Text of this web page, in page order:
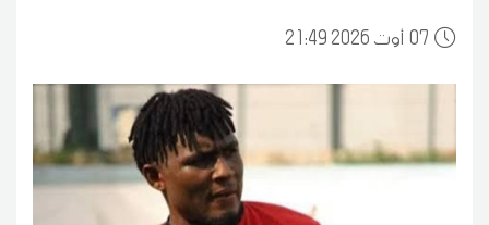
0721:49 2026 أوت